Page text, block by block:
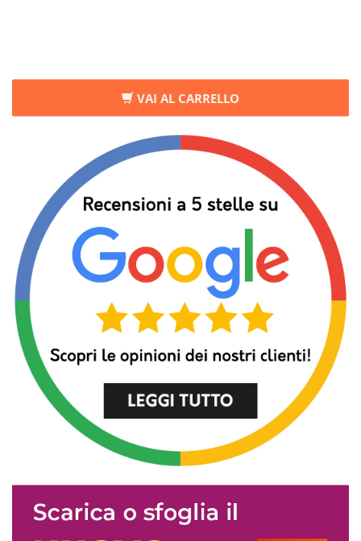
VAI AL CARRELLO